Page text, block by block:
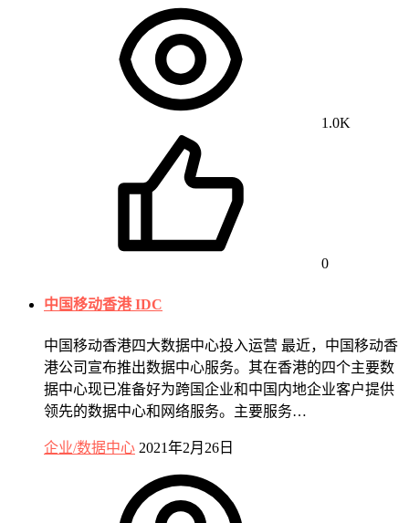
1.0K
0
中国移动香港 IDC
中国移动香港四大数据中心投入运营 最近，中国移动香
港公司宣布推出数据中心服务。其在香港的四个主要数
据中心现已准备好为跨国企业和中国内地企业客户提供
领先的数据中心和网络服务。主要服务…
企业/数据中心 2021年2月26日